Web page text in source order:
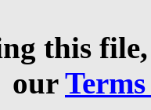
this
our